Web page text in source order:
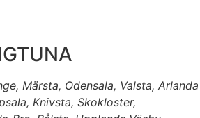
Märsta, Odensala, Valsta, Arlanda
Knivsta, Skokloster,